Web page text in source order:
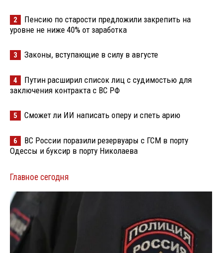
2
Пенсию по старости предложили закрепить на
уровне не ниже 40% от заработка
3 Законы, вступающие в силу в августе
4
Путин расширил список лиц с судимостью для
заключения контракта с ВС РФ
5 Сможет ли ИИ написать оперу и спеть арию
6
ВС России поразили резервуары с ГСМ в порту
Одессы и буксир в порту Николаева
Главное сегодня